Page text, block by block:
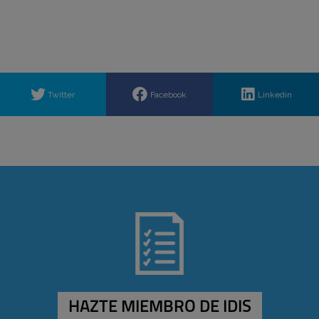
Twitter Facebook Linkedin
HAZTE MIEMBRO DE IDIS